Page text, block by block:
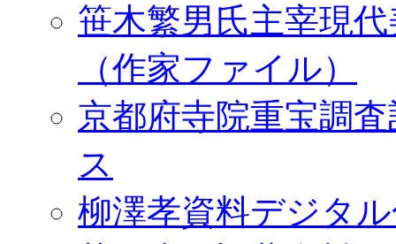
笹木繁男氏主宰現
（作家ファイル）
京都府寺院重宝調
ス
柳澤孝資料デジタ